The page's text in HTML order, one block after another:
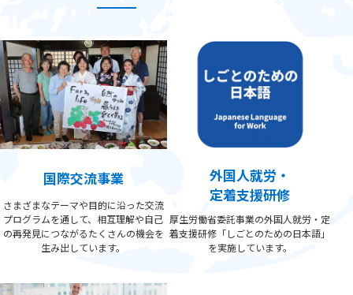
国際交流事業
さまざまなテーマや目的に沿った交流
プログラムを通して、相互理解や自己
の再発見につながるたくさんの機会を
生み出しています。
外国人就労・
定着支援研修
厚生労働省委託事業の外国人就労・定
着支援研修「しごとのための日本語」
を実施しています。